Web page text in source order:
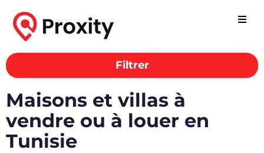
Filtrer
Maisons et villas à
vendre ou à louer en
Tunisie